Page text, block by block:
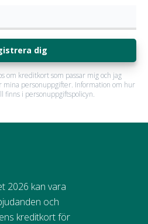
dig
om kreditkort som passar mig och jag
mina personuppgifter. Information om hur
finns i personuppgiftspolicyn.
2026 kan vara
och
kreditkort för